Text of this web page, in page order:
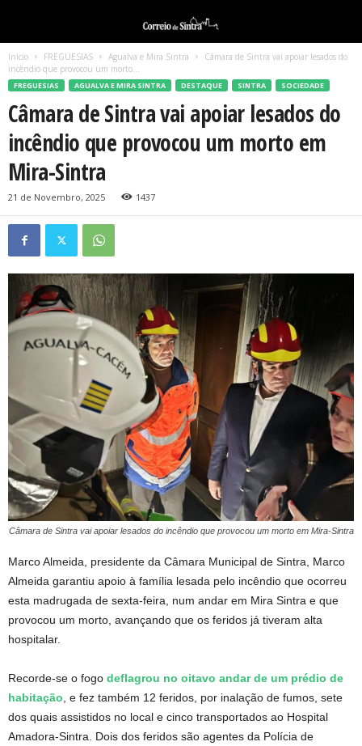
Início FREGUESIAS Agualva e Mira Sintra
Câmara de Sintra vai apoiar lesados do
incêndio que provocou um morto...
FREGUESIAS AGUALVA E MIRA SINTRA DESTAQUE SINTRA SOCIEDADE
Câmara de Sintra vai apoiar lesados do
incêndio que provocou um morto em
Mira-Sintra
21 de Novembro, 2025 1437
Câmara de Sintra vai apoiar lesados do incêndio que provocou um morto em Mira-Sintra
Marco Almeida, presidente da Câmara Municipal de Sintra, Marco
Almeida garantiu apoio à família lesada pelo incêndio que ocorreu
esta madrugada de sexta-feira, num andar em Mira Sintra e que
provocou um morto, avançando que os feridos já tiveram alta
hospitalar.
Recorde-se o fogo deflagrou no oitavo andar de um prédio de
habitação, e fez também 12 feridos, por inalação de fumos, sete
dos quais assistidos no local e cinco transportados ao Hospital
Amadora-Sintra. Dois dos feridos são agentes da Polícia de